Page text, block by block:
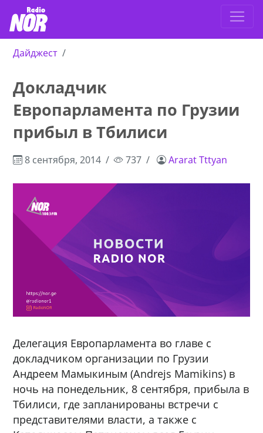
Дайджест
Докладчик
Европарламента по Грузии
прибыл в Тбилиси
8 сентября, 2014 737 Ararat Tttyan
Делегация Европарламента во главе с
докладчиком организации по Грузии
Андреем Мамыкиным (Andrejs Mamikins) в
ночь на понедельник, 8 сентября, прибыла в
Тбилиси, где запланированы встречи с
представителями власти, а также с